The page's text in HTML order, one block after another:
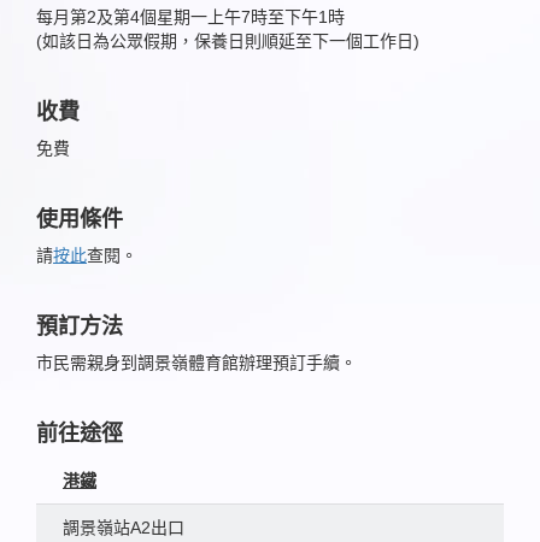
每月第2及第4個星期一上午7時至下午1時
(如該日為公眾假期，保養日則順延至下一個工作日)
收費
免費
使用條件
請按此查閱。
預訂方法
市民需親身到調景嶺體育館辦理預訂手續。
前往途徑
港鐵
調景嶺站A2出口